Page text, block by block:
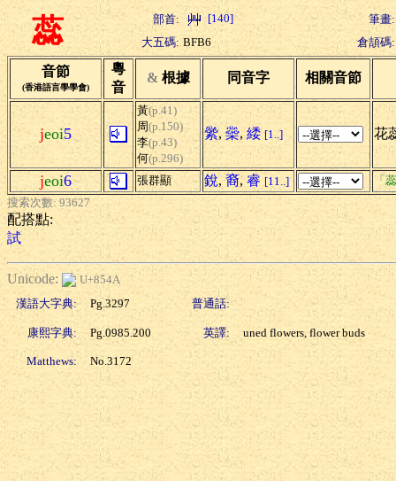
蕊 部首: [140]
筆畫:
大五碼: BFB6 倉頡碼:
音節
(香港語言學學會)
粵
音
& 根據 同音字 相關音節
jeoi5
黃(p.41)
周(p.150)
李(p.43)
何(p.296)
繠, 橤, 緌 [1..] 花
jeoi6 張群顯 銳, 裔, 睿 [11..]
「
搜索次數: 93627
配搭點:
試
Unicode:
U+854A
漢語大字典:
Pg.3297 普通話:
康熙字典: Pg.0985.200 英譯: uned flowers, flower buds
Matthews: No.3172